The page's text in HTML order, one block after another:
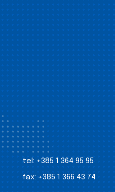
tel: +385 1 364 95 95
fax: +385 1 366 43 74